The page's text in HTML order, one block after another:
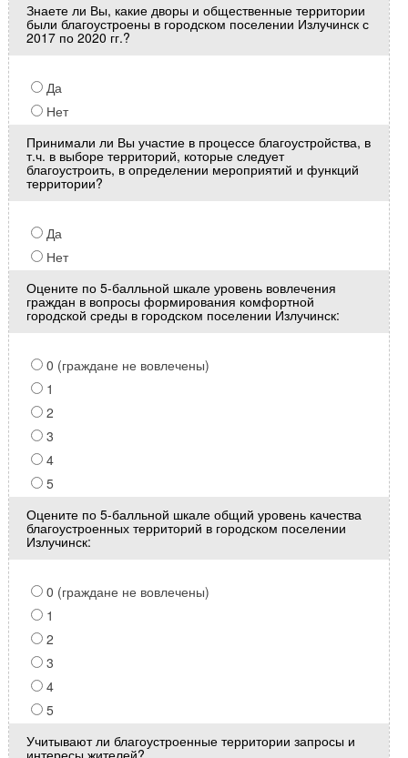
Знаете ли Вы, какие дворы и общественные территории
были благоустроены в городском поселении Излучинск с
2017 по 2020 гг.?
Да
Нет
Принимали ли Вы участие в процессе благоустройства, в
т.ч. в выборе территорий, которые следует
благоустроить, в определении мероприятий и функций
территории?
Да
Нет
Оцените по 5-балльной шкале уровень вовлечения
граждан в вопросы формирования комфортной
городской среды в городском поселении Излучинск:
0 (граждане не вовлечены)
1
2
3
4
5
Оцените по 5-балльной шкале общий уровень качества
благоустроенных территорий в городском поселении
Излучинск:
0 (граждане не вовлечены)
1
2
3
4
5
Учитывают ли благоустроенные территории запросы и